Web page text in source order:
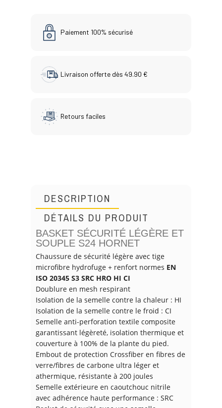
Paiement 100% sécurisé
Livraison offerte dès 49.90 €
Retours faciles
DESCRIPTION
DÉTAILS DU PRODUIT
BASKET SÉCURITÉ LÉGÈRE ET
SOUPLE S24 HORNET
Chaussure de sécurité légère avec tige
microfibre hydrofuge + renfort normes EN
ISO 20345 S3 SRC HRO HI CI
Doublure en mesh respirant
Isolation de la semelle contre la chaleur : HI
Isolation de la semelle contre le froid : CI
Semelle anti-perforation textile composite
garantissant légèreté, isolation thermique et
couverture à 100% de la plante du pied.
Embout de protection Crossfiber en fibres de
verre/fibres de carbone ultra léger et
athermique, résistante à 200 joules
Semelle extérieure en caoutchouc nitrile
avec adhérence haute performance : SRC